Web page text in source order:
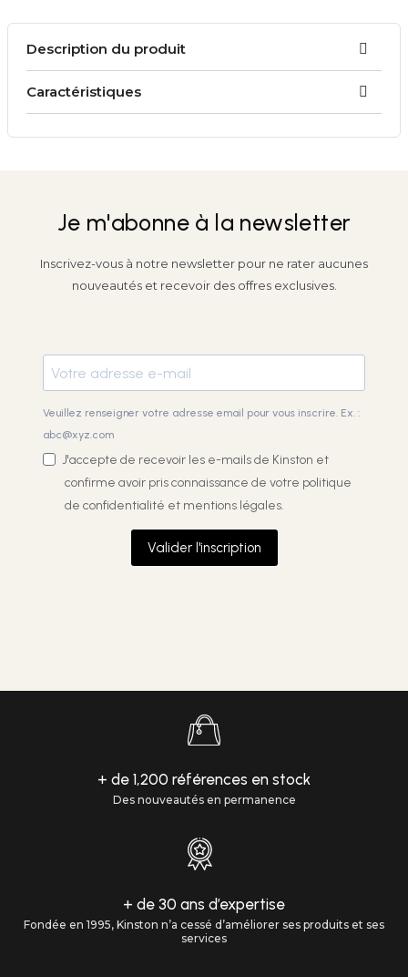
Description du produit
Caractéristiques
Je m'abonne à la newsletter
Inscrivez-vous à notre newsletter pour ne rater aucunes
nouveautés et recevoir des offres exclusives.
Veuillez renseigner votre adresse email pour vous inscrire. Ex. :
abc@xyz.com
J'accepte de recevoir les e-mails de Kinston et
confirme avoir pris connaissance de votre politique
de confidentialité et mentions légales.
Valider l'inscription
+ de 1,200 références en stock
Des nouveautés en permanence
+ de 30 ans d’expertise
Fondée en 1995, Kinston n’a cessé d’améliorer ses produits et ses
services